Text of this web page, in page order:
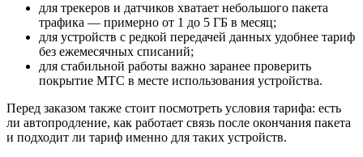
для трекеров и датчиков хватает небольшого пакета
трафика — примерно от 1 до 5 ГБ в месяц;
для устройств с редкой передачей данных удобнее тариф
без ежемесячных списаний;
для стабильной работы важно заранее проверить
покрытие МТС в месте использования устройства.
Перед заказом также стоит посмотреть условия тарифа: есть
ли автопродление, как работает связь после окончания пакета
и подходит ли тариф именно для таких устройств.